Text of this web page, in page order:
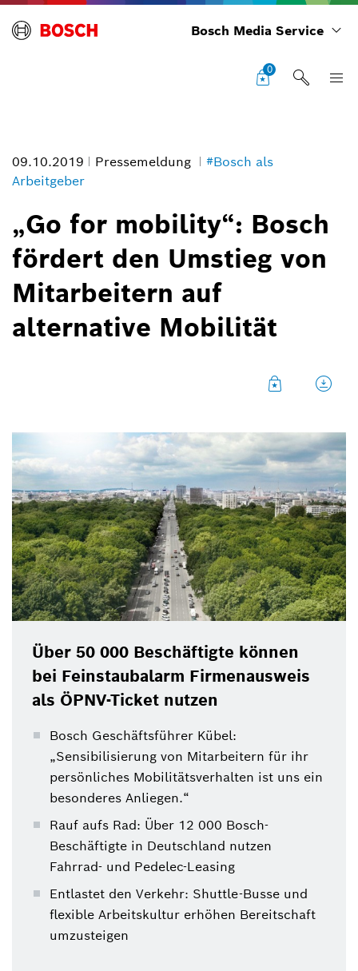
Bosch Media Service
0
09.10.2019 Pressemeldung
#Bosch als
Arbeitgeber
„Go for mobility“: Bosch
fördert den Umstieg von
Mitarbeitern auf
alternative Mobilität
Über 50 000 Beschäftigte können
bei Feinstaubalarm Firmenausweis
als ÖPNV-Ticket nutzen
Bosch Geschäftsführer Kübel:
„Sensibilisierung von Mitarbeitern für ihr
persönliches Mobilitätsverhalten ist uns ein
besonderes Anliegen.“
Rauf aufs Rad: Über 12 000 Bosch-
Beschäftigte in Deutschland nutzen
Fahrrad- und Pedelec-Leasing
Entlastet den Verkehr: Shuttle-Busse und
flexible Arbeitskultur erhöhen Bereitschaft
umzusteigen
Mehr Technik für bessere Luft
mehr Menschen. 2050 wird es mehr als sechs